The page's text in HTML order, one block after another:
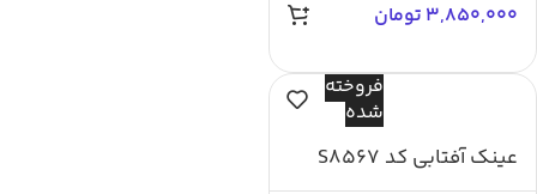
3,850,000 تومان
فروخته
شده
عینک آفتابی کد S8567